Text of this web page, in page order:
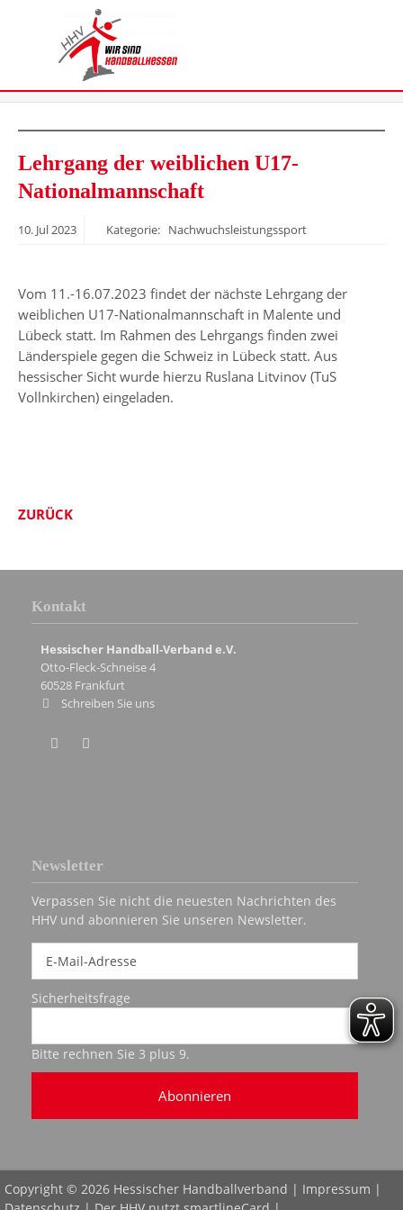
Lehrgang der weiblichen U17-
Nationalmannschaft
10. Jul2023 Kategorie: Nachwuchsleistungssport
Vom 11.-16.07.2023 findet der nächste Lehrgang der
weiblichen U17-Nationalmannschaft in Malente und
Lübeck statt. Im Rahmen des Lehrgangs finden zwei
Länderspiele gegen die Schweiz in Lübeck statt. Aus
hessischer Sicht wurde hierzu Ruslana Litvinov (TuS
Vollnkirchen) eingeladen.
ZURÜCK
Kontakt
Hessischer Handball-Verband e.V.
Otto-Fleck-Schneise 4
60528 Frankfurt
Schreiben Sie uns
Newsletter
Verpassen Sie nicht die neuesten Nachrichten des
HHV und abonnieren Sie unseren Newsletter.
Sicherheitsfrage
Bitte rechnen Sie 3 plus 9.
Abonnieren
Copyright © 2026 Hessischer Handballverband | Impressum |